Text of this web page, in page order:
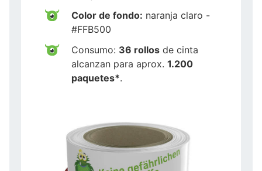
Color de fondo: naranja claro -
#FFB500
Consumo: 36 rollos de cinta
alcanzan para aprox. 1.200
paquetes*.